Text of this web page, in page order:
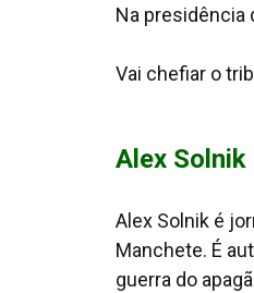
Na presidência
Vai chefiar o
Alex Solnik
Alex Solnik é
Manchete. É
guerra do